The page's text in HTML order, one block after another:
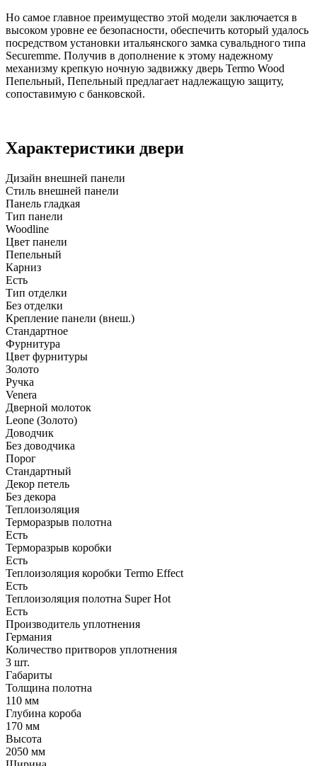
Но самое главное преимущество этой модели заключается в
высоком уровне ее безопасности, обеспечить который удалось
посредством установки итальянского замка сувальдного типа
Securemme. Получив в дополнение к этому надежному
механизму крепкую ночную задвижку дверь Termo Wood
Пепельный, Пепельный предлагает надлежащую защиту,
сопоставимую с банковской.
Характеристики двери
Дизайн внешней панели
Стиль внешней панели
Панель гладкая
Тип панели
Woodline
Цвет панели
Пепельный
Карниз
Есть
Тип отделки
Без отделки
Крепление панели (внеш.)
Стандартное
Фурнитура
Цвет фурнитуры
Золото
Ручка
Venera
Дверной молоток
Leone (Золото)
Доводчик
Без доводчика
Порог
Стандартный
Декор петель
Без декора
Теплоизоляция
Терморазрыв полотна
Есть
Терморазрыв коробки
Есть
Теплоизоляция коробки Termo Effect
Есть
Теплоизоляция полотна Super Нot
Есть
Производитель уплотнения
Германия
Количество притворов уплотнения
3 шт.
Габариты
Толщина полотна
110 мм
Глубина короба
170 мм
Высота
2050 мм